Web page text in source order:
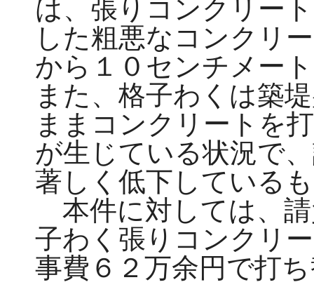
は、張りコンクリー
した粗悪なコンクリ
から１０センチメー
また、格子わくは築
ままコンクリートを
が生じている状況で
著しく低下している
本件に対しては、
子わく張りコンクリ
事費６２万余円で打